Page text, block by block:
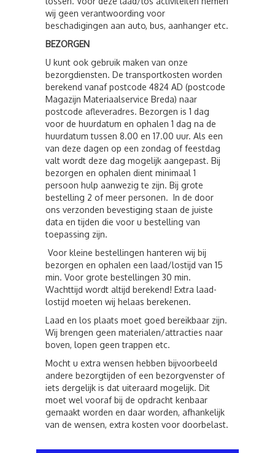
wij geen verantwoording voor
beschadigingen aan auto, bus, aanhanger etc.
BEZORGEN
U kunt ook gebruik maken van onze
bezorgdiensten. De transportkosten worden
berekend vanaf postcode 4824 AD (postcode
Magazijn Materiaalservice Breda) naar
postcode afleveradres. Bezorgen is 1 dag
voor de huurdatum en ophalen 1 dag na de
huurdatum tussen 8.00 en 17.00 uur. Als een
van deze dagen op een zondag of feestdag
valt wordt deze dag mogelijk aangepast. Bij
bezorgen en ophalen dient minimaal 1
persoon hulp aanwezig te zijn. Bij grote
bestelling 2 of meer personen. In de door
ons verzonden bevestiging staan de juiste
data en tijden die voor u bestelling van
toepassing zijn.
Voor kleine bestellingen hanteren wij bij
bezorgen en ophalen een laad/lostijd van 15
min. Voor grote bestellingen 30 min.
Wachttijd wordt altijd berekend! Extra laad-
lostijd moeten wij helaas berekenen.
Laad en los plaats moet goed bereikbaar zijn.
Wij brengen geen materialen/attracties naar
boven, lopen geen trappen etc.
Mocht u extra wensen hebben bijvoorbeeld
andere bezorgtijden of een bezorgvenster of
iets dergelijk is dat uiteraard mogelijk. Dit
moet wel vooraf bij de opdracht kenbaar
gemaakt worden en daar worden, afhankelijk
van de wensen, extra kosten voor doorbelast.